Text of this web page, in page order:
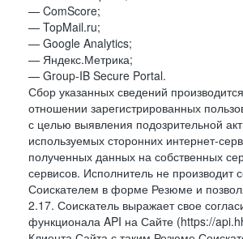
— ComScore;
— TopMail.ru;
— Google Analytics;
— Яндекс.Метрика;
— Group-IB Secure Portal.
Сбор указанных сведений
отношении зарегистрированных
с целью выявления подозрительной
используемых сторонних интернет-
полученных данных на собственных
сервисов. Исполнитель не
Соискателем в форме Резюме и
2.17. Соискатель выражает свое
функционала API на Сайте (https://